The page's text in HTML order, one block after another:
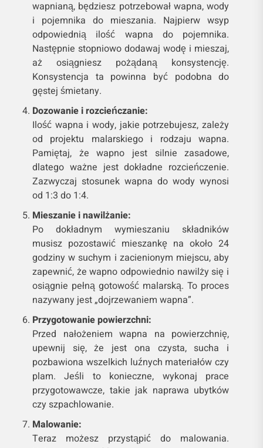
wapnianą, będziesz potrzebował wapna, wody
i pojemnika do mieszania. Najpierw wsyp
odpowiednią ilość wapna do pojemnika.
Następnie stopniowo dodawaj wodę i mieszaj,
aż osiągniesz pożądaną konsystencję.
Konsystencja ta powinna być podobna do
gęstej śmietany.
Dozowanie i rozcieńczanie:
Ilość wapna i wody, jakie potrzebujesz, zależy
od projektu malarskiego i rodzaju wapna.
Pamiętaj, że wapno jest silnie zasadowe,
dlatego ważne jest dokładne rozcieńczenie.
Zazwyczaj stosunek wapna do wody wynosi
od 1:3 do 1:4.
Mieszanie i nawilżanie:
Po dokładnym wymieszaniu składników
musisz pozostawić mieszankę na około 24
godziny w suchym i zacienionym miejscu, aby
zapewnić, że wapno odpowiednio nawilży się i
osiągnie pełną gotowość malarską. To proces
nazywany jest „dojrzewaniem wapna”.
Przygotowanie powierzchni:
Przed nałożeniem wapna na powierzchnię,
upewnij się, że jest ona czysta, sucha i
pozbawiona wszelkich luźnych materiałów czy
plam. Jeśli to konieczne, wykonaj prace
przygotowawcze, takie jak naprawa ubytków
czy szpachlowanie.
Malowanie:
Teraz możesz przystąpić do malowania.